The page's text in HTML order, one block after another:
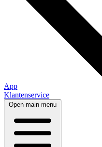
App
Klantenservice
Open main menu